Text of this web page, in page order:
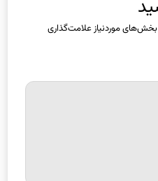
بخش‌های موردنیاز علامت‌گذاری